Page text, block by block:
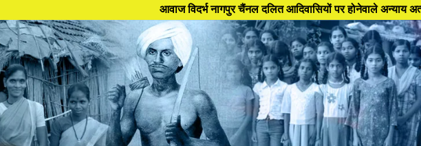
आवाज विदर्भ नागपुर चैंनल दलित आदिवासियों पर होनेवाले अन्याय अत्याचार